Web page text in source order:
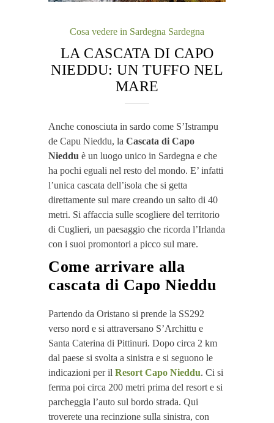
Cosa vedere in Sardegna Sardegna
LA CASCATA DI CAPO
NIEDDU: UN TUFFO NEL
MARE
Anche conosciuta in sardo come S’Istrampu
de Capu Nieddu, la Cascata di Capo
Nieddu è un luogo unico in Sardegna e che
ha pochi eguali nel resto del mondo. E’ infatti
l’unica cascata dell’isola che si getta
direttamente sul mare creando un salto di 40
metri. Si affaccia sulle scogliere del territorio
di Cuglieri, un paesaggio che ricorda l’Irlanda
con i suoi promontori a picco sul mare.
Come arrivare alla
cascata di Capo Nieddu
Partendo da Oristano si prende la SS292
verso nord e si attraversano S’Archittu e
Santa Caterina di Pittinuri. Dopo circa 2 km
dal paese si svolta a sinistra e si seguono le
indicazioni per il Resort Capo Nieddu. Ci si
ferma poi circa 200 metri prima del resort e si
parcheggia l’auto sul bordo strada. Qui
troverete una recinzione sulla sinistra, con